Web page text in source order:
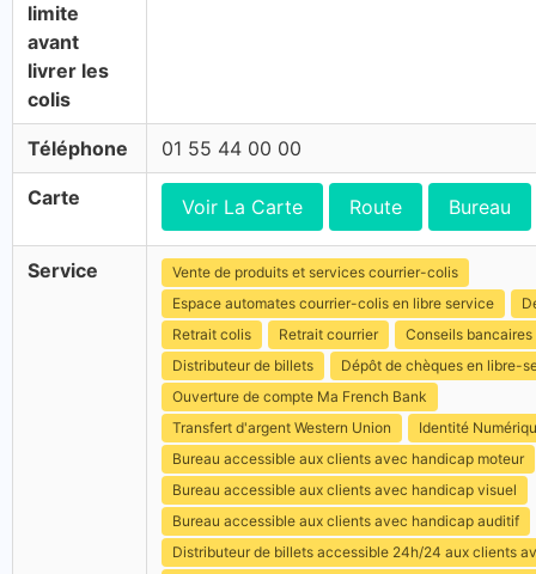
limite
avant
livrer les
colis
Téléphone 01 55 44 00 00
Carte Voir La Carte Route Bureau
Service
Vente de produits et services courrier-colis
Espace automates courrier-colis en libre service
Retrait colis
Retrait courrier
Conseils bancaires
Distributeur de billets
Dépôt de chèques en libre-
Ouverture de compte Ma French Bank
Transfert d'argent Western Union
Identité
Bureau accessible aux clients avec handicap moteur
Bureau accessible aux clients avec handicap visuel
Bureau accessible aux clients avec handicap auditif
Distributeur de billets accessible 24h/24 aux clients